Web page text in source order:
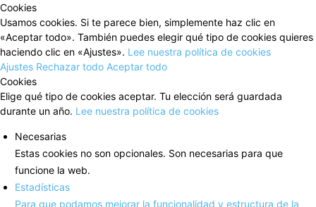
Cookies
Usamos cookies. Si te parece bien, simplemente haz clic en
«Aceptar todo». También puedes elegir qué tipo de cookies quieres
haciendo clic en «Ajustes». Lee nuestra política de cookies
Ajustes Rechazar todo Aceptar todo
Cookies
Elige qué tipo de cookies aceptar. Tu elección será guardada
durante un año. Lee nuestra política de cookies
Necesarias
Estas cookies no son opcionales. Son necesarias para que
funcione la web.
Estadísticas
Para que podamos mejorar la funcionalidad y estructura de la